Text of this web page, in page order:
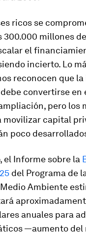
ricos se
300.000 millones
el
incierto. Lo
reconocen que
convertirse en
pero los
movilizar capital
poco
el Informe sobre la
del Programa de
Ambiente
anuales para
—aumento del